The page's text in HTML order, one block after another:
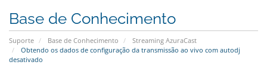
Base de Conhecimento
Suporte Base de Conhecimento
Streaming AzuraCast
Obtendo os dados de configuração da transmissão ao vivo com autodj
desativado